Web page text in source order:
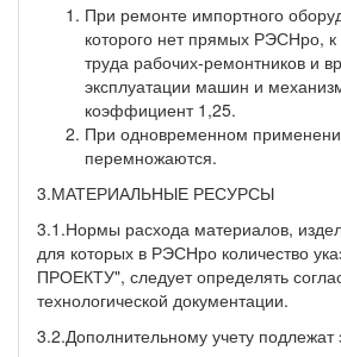
При ремонте импортного
которого нет прямых РЭСНро,
труда рабочих-ремонтников и
эксплуатации машин и
коэффициент 1,25.
При одновременном
перемножаются.
3.МАТЕРИАЛЬНЫЕ РЕСУРСЫ
3.1.Нормы расхода материалов,
для которых в РЭСНро количество
ПРОЕКТУ", следует определять
технологической документации.
3.2.Дополнительному учету подлежат